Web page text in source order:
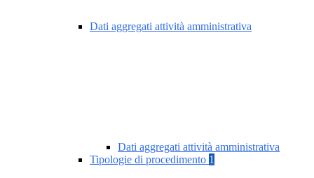
Dati aggregati attività amministrativa
Dati aggregati attività amministrativa
Tipologie di procedimento 1